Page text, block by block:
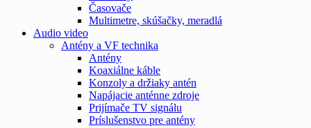
Časovače
Multimetre, skúšačky, meradlá
Audio video
Antény a VF technika
Antény
Koaxiálne káble
Konzoly a držiaky antén
Napájacie anténne zdroje
Prijímače TV signálu
Príslušenstvo pre antény